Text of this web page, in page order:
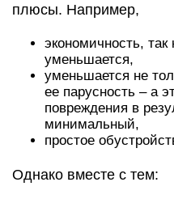
плюсы. Например,
экономичность,
уменьшается,
уменьшается не
ее парусность – а
повреждения в
минимальный,
простое
Однако вместе с тем: